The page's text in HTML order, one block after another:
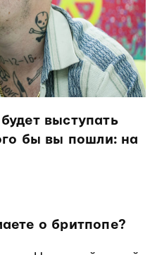
выступать
бы вы пошли: на
о бритпопе?